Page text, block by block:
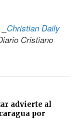
Christian Daily
Cristiano
advierte al
por